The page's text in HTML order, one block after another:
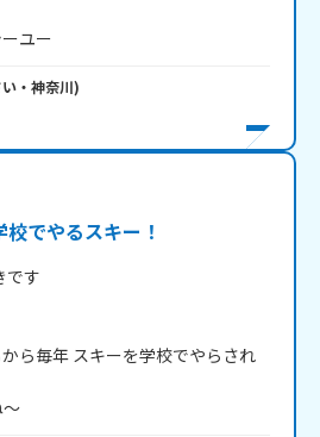
ユー
・ 神奈川)
でやるスキー！
です
ら毎年 スキーを学校でやらされ